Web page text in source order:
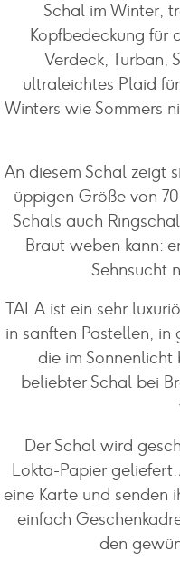
Schal im Winter,
Kopfbedeckung für
Verdeck, Turban,
ultraleichtes Plaid
Winters wie Sommers
An diesem Schal zeigt
üppigen Größe von
Schals auch
Braut weben kann:
Sehnsucht
TALA ist ein sehr
in sanften Pastellen, in
die im Sonnenlicht
beliebter Schal bei
Der Schal wird
Lokta-Papier
eine Karte und senden
einfach
den